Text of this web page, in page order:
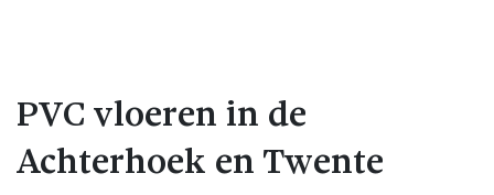
PVC vloeren in de
Achterhoek en Twente